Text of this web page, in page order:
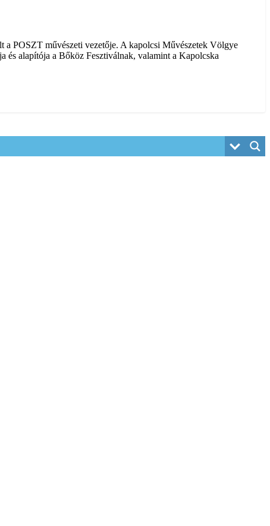
a POSZT művészeti vezetője. A kapolcsi Művészetek Völgye
alapítója a Bőköz Fesztiválnak, valamint a Kapolcska